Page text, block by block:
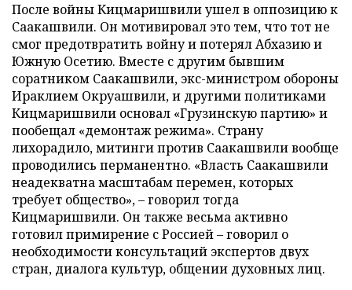
После войны Кицмаришвили ушел в оппозицию к
Саакашвили. Он мотивировал это тем, что тот не
смог предотвратить войну и потерял Абхазию и
Южную Осетию. Вместе с другим бывшим
соратником Саакашвили, экс-министром обороны
Ираклием Окруашвили, и другими политиками
Кицмаришвили основал «Грузинскую партию» и
пообещал «демонтаж режима». Страну
лихорадило, митинги против Саакашвили вообще
проводились перманентно. «Власть Саакашвили
неадекватна масштабам перемен, которых
требует общество»,–говорил тогда
Кицмаришвили. Он также весьма активно
готовил примирение с Россией–говорил о
необходимости консультаций экспертов двух
стран, диалога культур, общении духовных лиц.